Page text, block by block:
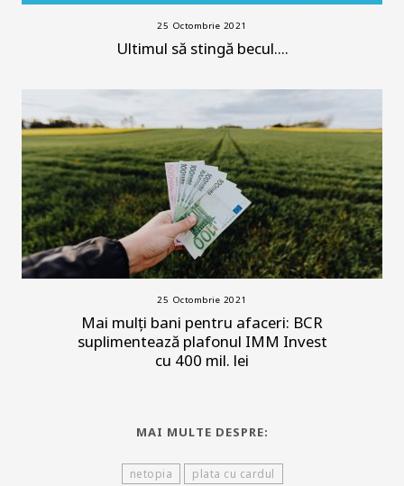
25 Octombrie 2021
Ultimul să stingă becul….
25 Octombrie 2021
Mai mulți bani pentru afaceri: BCR
suplimentează plafonul IMM Invest
cu 400 mil. lei
MAI MULTE DESPRE:
netopia plata cu cardul